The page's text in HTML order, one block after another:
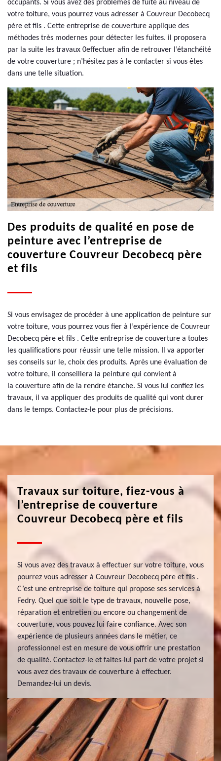
occupants. Si vous avez des problèmes de fuite au niveau de
votre toiture, vous pourrez vous adresser à Couvreur Decobecq
père et fils . Cette entreprise de couverture applique des
méthodes très modernes pour détecter les fuites. il proposera
par la suite les travaux 0effectuer afin de retrouver l’étanchéité
de votre couverture ; n’hésitez pas à le contacter si vous êtes
dans une telle situation.
Des produits de qualité en pose de
peinture avec l’entreprise de
couverture Couvreur Decobecq père
et fils
Si vous envisagez de procéder à une application de peinture sur
votre toiture, vous pourrez vous fier à l’expérience de Couvreur
Decobecq père et fils . Cette entreprise de couverture a toutes
les qualifications pour réussir une telle mission. Il va apporter
ses conseils sur le, choix des produits. Après une évaluation de
votre toiture, il conseillera la peinture qui convient à
la couverture afin de la rendre étanche. Si vous lui confiez les
travaux, il va appliquer des produits de qualité qui vont durer
dans le temps. Contactez-le pour plus de précisions.
Travaux sur toiture, fiez-vous à
l’entreprise de couverture
Couvreur Decobecq père et fils
Si vous avez des travaux à effectuer sur votre toiture, vous
pourrez vous adresser à Couvreur Decobecq père et fils .
C’est une entreprise de toiture qui propose ses services à
Fedry. Quel que soit le type de travaux, nouvelle pose,
réparation et entretien ou encore ou changement de
couverture, vous pouvez lui faire confiance. Avec son
expérience de plusieurs années dans le métier, ce
professionnel est en mesure de vous offrir une prestation
de qualité. Contactez-le et faites-lui part de votre projet si
vous avez des travaux de couverture à effectuer.
Demandez-lui un devis.